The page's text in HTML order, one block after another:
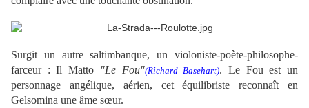
Surgit un autre saltimbanque, un violoniste-poète-philosophe-
farceur : Il Matto
"Le Fou"(Richard Basehart). Le Fou est un
personnage angélique, aérien, cet équilibriste reconnaît en
Gelsomina une âme sœur.